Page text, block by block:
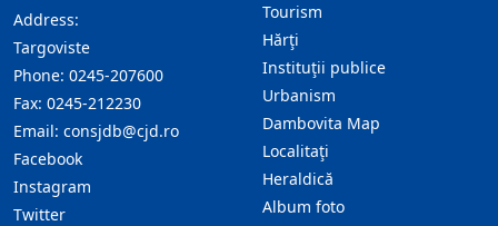
Address:
Targoviste
Phone: 0245-207600
Fax: 0245-212230
Email: consjdb@cjd.ro
Facebook
Instagram
Twitter
Tourism
Hărţi
Instituţii publice
Urbanism
Dambovita Map
Localitaţi
Heraldică
Album foto